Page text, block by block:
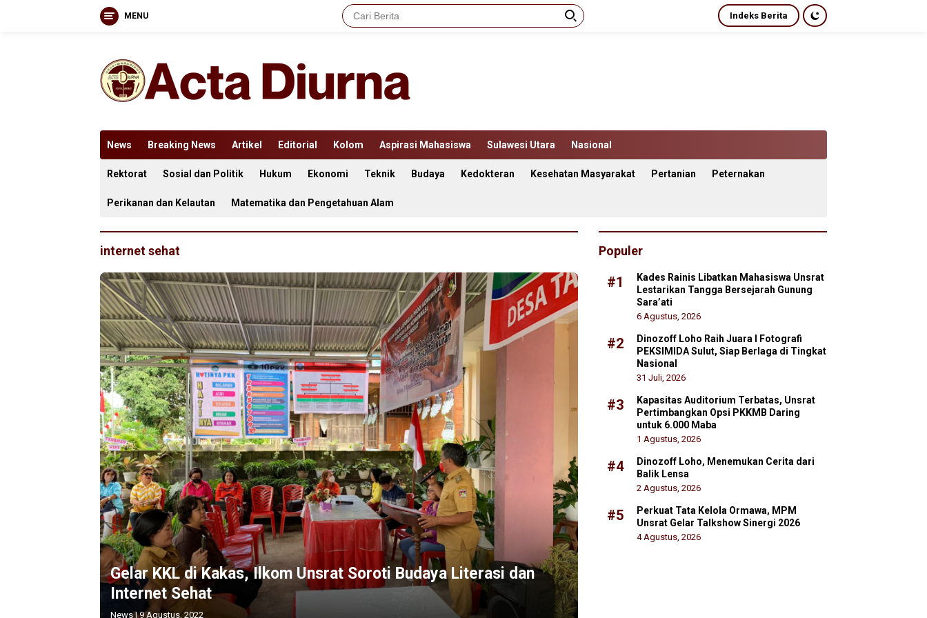
MENU Indeks Berita
News Breaking News Artikel Editorial Kolom Aspirasi Mahasiswa Sulawesi Utara Nasional
Rektorat Sosial dan Politik Hukum Ekonomi Teknik Budaya Kedokteran Kesehatan Masyarakat Pertanian Peternakan
Perikanan dan Kelautan Matematika dan Pengetahuan Alam
internet sehat
Gelar KKL di Kakas, Ilkom Unsrat Soroti Budaya Literasi dan
Internet Sehat
News|9 Agustus, 2022
Populer
#1
Kades Rainis Libatkan Mahasiswa Unsrat
Lestarikan Tangga Bersejarah Gunung
Sara’ati
6 Agustus, 2026
#2
Dinozoff Loho Raih Juara I Fotografi
PEKSIMIDA Sulut, Siap Berlaga di Tingkat
Nasional
31 Juli, 2026
#3
Kapasitas Auditorium Terbatas, Unsrat
Pertimbangkan Opsi PKKMB Daring
untuk 6.000 Maba
1 Agustus, 2026
#4
Dinozoff Loho, Menemukan Cerita dari
Balik Lensa
2 Agustus, 2026
#5
Perkuat Tata Kelola Ormawa, MPM
Unsrat Gelar Talkshow Sinergi 2026
4 Agustus, 2026